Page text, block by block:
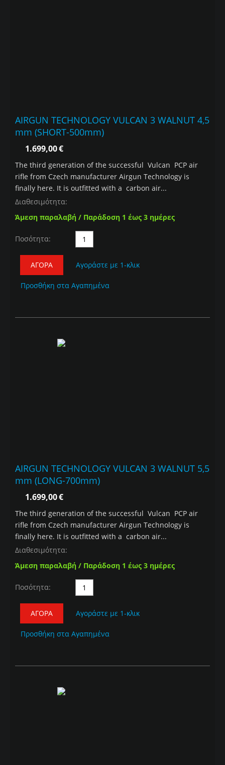
AIRGUN TECHNOLOGY VULCAN 3 WALNUT 4,5
mm (SHORT-500mm)
1.699,00€
The third generation of the successful Vulcan PCP air
rifle from Czech manufacturer Airgun Technology is
finally here. It is outfitted with a carbon air...
Διαθεσιμότητα:
Άμεση παραλαβή / Παράδοση 1 έως 3 ημέρες
Ποσότητα:
ΑΓΟΡΆ Αγοράστε με 1-κλικ
Προσθήκη στα Αγαπημένα
AIRGUN TECHNOLOGY VULCAN 3 WALNUT 5,5
mm (LONG-700mm)
1.699,00€
The third generation of the successful Vulcan PCP air
rifle from Czech manufacturer Airgun Technology is
finally here. It is outfitted with a carbon air...
Διαθεσιμότητα:
Άμεση παραλαβή / Παράδοση 1 έως 3 ημέρες
Ποσότητα:
ΑΓΟΡΆ Αγοράστε με 1-κλικ
Προσθήκη στα Αγαπημένα